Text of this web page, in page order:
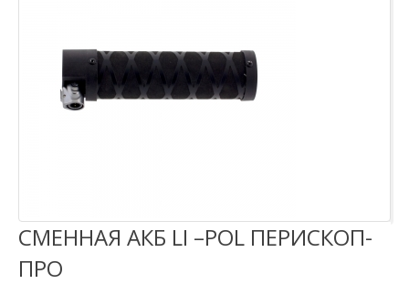
СМЕННАЯ АКБ LI –POL ПЕРИСКОП-
ПРО